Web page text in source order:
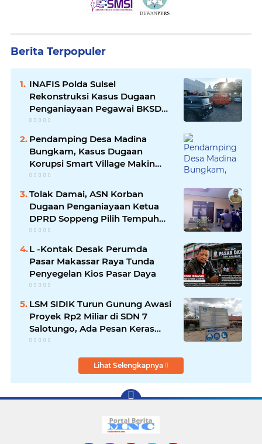
Berita Terpopuler
INAFIS Polda Sulsel
Rekonstruksi Kasus Dugaan
Penganiayaan Pegawai BKSDM
Soppeng
Pendamping Desa Madina
Bungkam, Kasus Dugaan
Korupsi Smart Village Makin
Jadi Sorotan
Tolak Damai, ASN Korban
Dugaan Penganiayaan Ketua
DPRD Soppeng Pilih Tempuh
Jalur Hukum
L -Kontak Desak Perumda
Pasar Makassar Raya Tunda
Penyegelan Kios Pasar Daya
LSM SIDIK Turun Gunung Awasi
Proyek Rp2 Miliar di SDN 7
Salotungo, Ada Pesan Keras
untuk Pelaksana
Lihat Selengkapnya